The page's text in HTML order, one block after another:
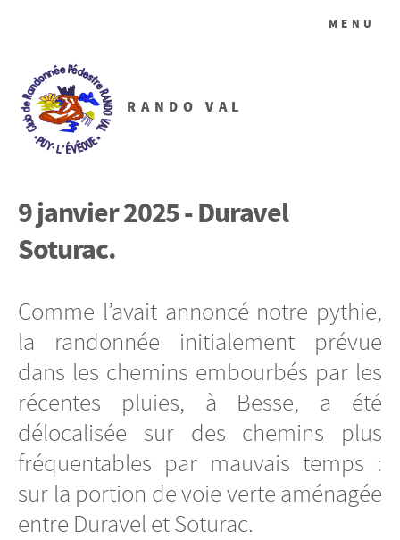
RANDO VAL
MENU
9 janvier 2025 - Duravel
Soturac.
Comme l’avait annoncé notre pythie,
la randonnée initialement prévue
dans les chemins embourbés par les
récentes pluies, à Besse, a été
délocalisée sur des chemins plus
fréquentables par mauvais temps :
sur la portion de voie verte aménagée
entre Duravel et Soturac.